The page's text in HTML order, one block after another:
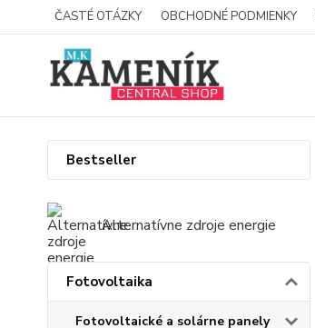
ČASTÉ OTÁZKY OBCHODNÉ PODMIENKY
Bestseller
Alternatívne zdroje energie
Fotovoltaika
Fotovoltaické a solárne panely